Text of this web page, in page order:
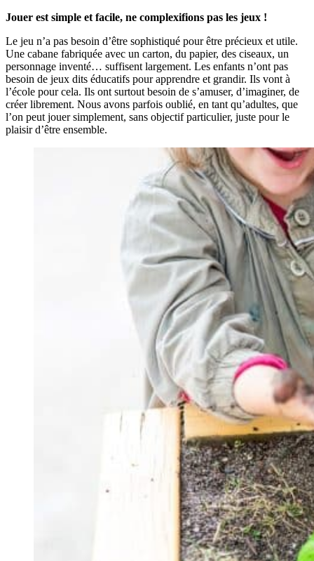
Jouer est simple et facile, ne complexifions pas les jeux !
Le jeu n’a pas besoin d’être sophistiqué pour être précieux et utile.
Une cabane fabriquée avec un carton, du papier, des ciseaux, un
personnage inventé… suffisent largement. Les enfants n’ont pas
besoin de jeux dits éducatifs pour apprendre et grandir. Ils vont à
l’école pour cela. Ils ont surtout besoin de s’amuser, d’imaginer, de
créer librement. Nous avons parfois oublié, en tant qu’adultes, que
l’on peut jouer simplement, sans objectif particulier, juste pour le
plaisir d’être ensemble.